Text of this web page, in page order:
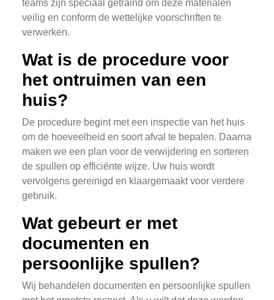
teams zijn speciaal getraind om deze materialen
veilig en conform de wettelijke voorschriften te
verwerken.
Wat is de procedure voor
het ontruimen van een
huis?
De procedure begint met een inspectie van het huis
om de hoeveelheid en soort afval te bepalen. Daarna
maken we een plan voor de verwijdering en sorteren
de spullen op efficiënte wijze. Uw huis wordt
vervolgens gereinigd en klaargemaakt voor verdere
gebruik.
Wat gebeurt er met
documenten en
persoonlijke spullen?
Wij behandelen documenten en persoonlijke spullen